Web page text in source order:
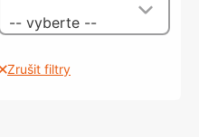
-- vyberte --
Zrušit filtry